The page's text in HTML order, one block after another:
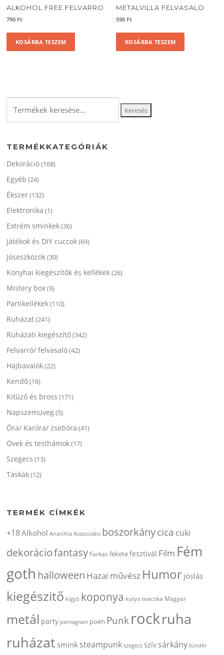
ALKOHOL FREE FELVARRO
790 Ft
KOSÁRBA TESZEM
METALVILLA FELVASALO
590 Ft
KOSÁRBA TESZEM
következőre:
Keresés
TERMÉKKATEGÓRIÁK
Dekoráció(168)
Egyéb (24)
Ékszer(132)
Elektronika (1)
Extrém sminkek(36)
Játékok és DIY cuccok(69)
Jóseszközök(30)
Konyhai kiegészítők és kellékek(26)
Mistery box(9)
Partikellékek(110)
Ruházat(241)
Ruházati kiegészítő(342)
Felvarró/ felvasaló(42)
Hajbavalók(22)
Kendő(16)
Kitűző és bross (171)
Napszemüveg(5)
Óra/ Karóra/ zsebóra (41)
Övek és testhámok(17)
Szegecs (13)
Táskák(12)
TERMÉK CÍMKÉK
+18Alkohol Anarchia Asszociális boszorkánycica cuki
dekoráciofantasy Farkas feketefesztivál Film Fém
goth halloween Hazai művész Humor jóslás
kiegészitő kigyó koponya kutya macska Magyar
metál party pentagram poén Punkrockruha
ruházat smink steampunk szegecs szív sárkány tündér